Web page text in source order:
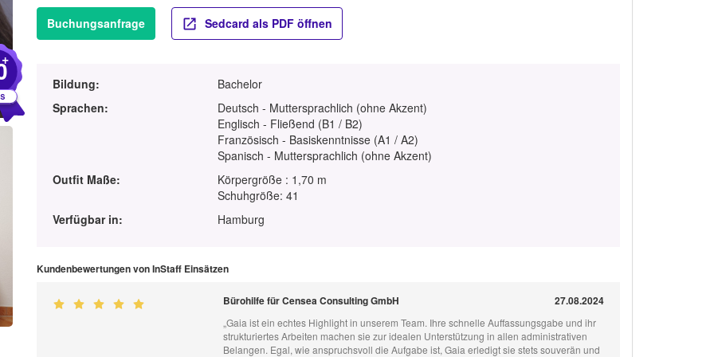
+
Buchungsanfrage Sedcard als PDF öffnen
Bildung:
Bachelor
Sprachen:
Deutsch - Muttersprachlich (ohne Akzent)
Englisch - Fließend (B1 / B2)
Französisch - Basiskenntnisse (A1 / A2)
Spanisch - Muttersprachlich (ohne Akzent)
Outfit Maße:
Körpergröße : 1,70 m
Schuhgröße: 41
Verfügbar in:
Hamburg
Kundenbewertungen von InStaff Einsätzen
Bürohilfe für Censea Consulting GmbH 27.08.2024
„Gaia ist ein echtes Highlight in unserem Team. Ihre schnelle Auffassungsgabe und ihr
strukturiertes Arbeiten machen sie zur idealen Unterstützung in allen administrativen
Belangen. Egal, wie anspruchsvoll die Aufgabe ist, Gaia erledigt sie stets souverän und